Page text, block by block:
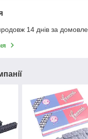
14 днів за